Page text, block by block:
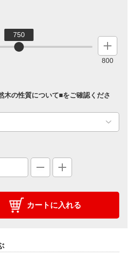
750
800
木の性質について■をご確認くださ
カートに入れる